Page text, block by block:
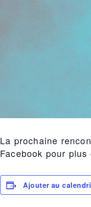
La prochaine
Facebook pour
Ajouter au